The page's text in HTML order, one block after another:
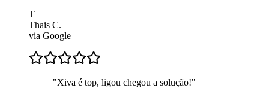
T
Thais C.
via Google
"Xiva é top, ligou chegou a solução!"